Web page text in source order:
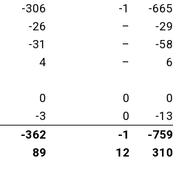
-306 -1
-665
-26 –
-29
-31 –
-58
4 – 6
0 0
0
-3 0
-13
-362 -1
-759
89 12 310